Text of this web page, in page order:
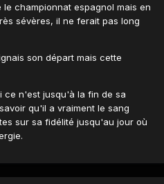
championnat espagnol mais en
sévères, il ne ferait pas long
son départ mais cette
ce n'est jusqu'à la fin de sa
qu'il a vraiment le sang
sur sa fidélité jusqu'au jour où